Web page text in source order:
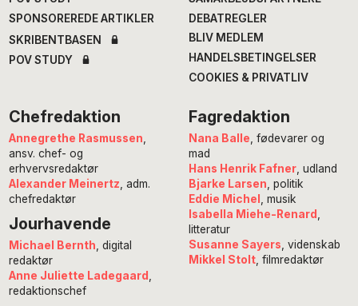
SPONSOREREDE ARTIKLER
SKRIBENTBASEN
POV STUDY
DEBATREGLER
BLIV MEDLEM
HANDELSBETINGELSER
COOKIES & PRIVATLIV
Chefredaktion
Annegrethe Rasmussen
ansv. chef- og
erhvervsredaktør
Alexander Meinertz , adm.
chefredaktør
Jourhavende
Michael Bernth , digital
redaktør
Anne Juliette Ladegaard
redaktionschef
Fagredaktion
Nana Balle , fødevarer og
mad
Hans Henrik Fafner, udland
Bjarke Larsen , politik
Eddie Michel
, musik
Isabella Miehe-Renard
litteratur
Susanne Sayers , videnskab
Mikkel Stolt, filmredaktør